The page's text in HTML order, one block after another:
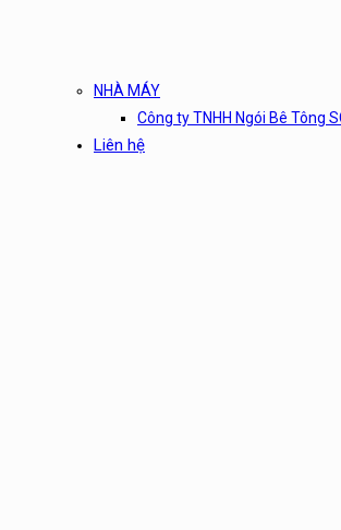
NHÀ MÁY
Công ty TNHH Ngói Bê Tông
Liên hệ